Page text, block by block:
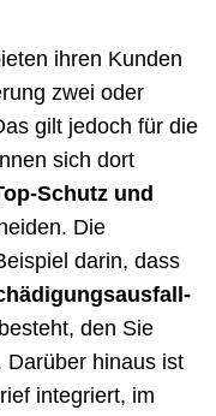
ihren Kunden
zwei oder
gilt jedoch für die
sich dort
Schutz und
Die
darin, dass
besteht, den Sie
Darüber hinaus ist
integriert, im